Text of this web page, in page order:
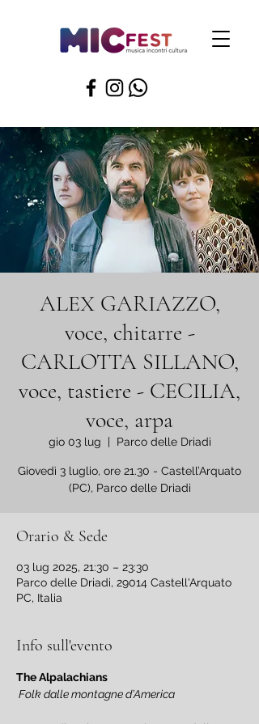
ALEX GARIAZZO,
voce, chitarre -
CARLOTTA SILLANO,
voce, tastiere - CECILIA,
voce, arpa
gio 03 lug
  |
Parco delle Driadi
Giovedì 3 luglio, ore 21.30 - Castell’Arquato
Orario & Sede
03 lug 2025, 21:30 – 23:30
Parco delle Driadi, 29014 Castell'Arquato
PC, Italia
Info sull'evento
The Alpalachians
Folk dalle montagne d’America